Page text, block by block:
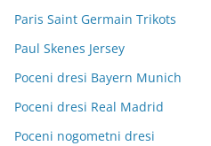
Paris Saint Germain Trikots
Paul Skenes Jersey
Poceni dresi Bayern Munich
Poceni dresi Real Madrid
Poceni nogometni dresi